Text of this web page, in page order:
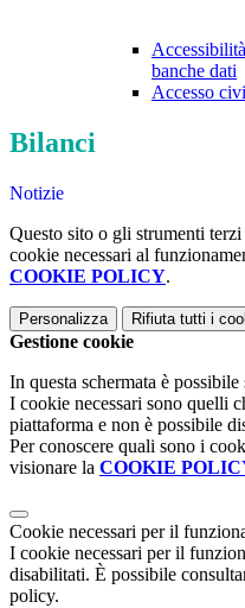
banche dati
Accesso
Bilanci
Notizie
Questo sito o gli strumenti
cookie necessari al
COOKIE POLICY.
Personalizza Rifiuta tutti i
Gestione cookie
In questa schermata è
I cookie necessari sono quelli
piattaforma e non è possibile
Per conoscere quali sono i
visionare la COOKIE
Cookie necessari per il
I cookie necessari per il
disabilitati. È possibile
policy.